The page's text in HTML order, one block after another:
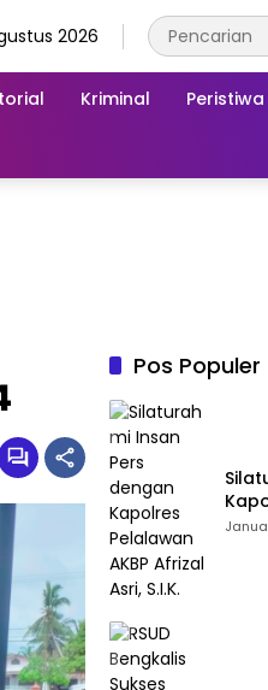
2026
Kriminal Peristiwa
Pos Populer